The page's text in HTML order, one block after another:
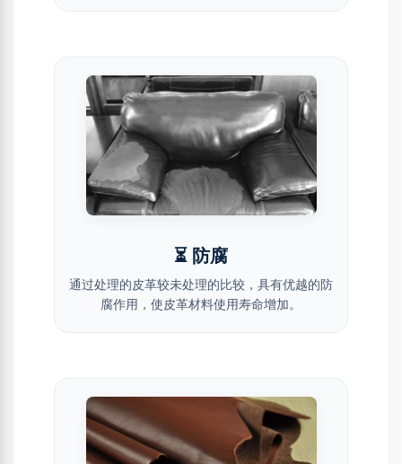
⏳ 防腐
通过处理的皮革较未处理的比较，具有优越的防
腐作用，使皮革材料使用寿命增加。